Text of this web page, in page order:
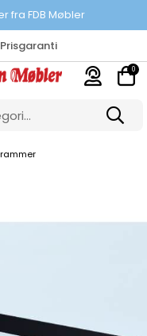
fra FDB Møbler
webshop
Prisgaranti
m2 showroom
parkeringsforhold
0